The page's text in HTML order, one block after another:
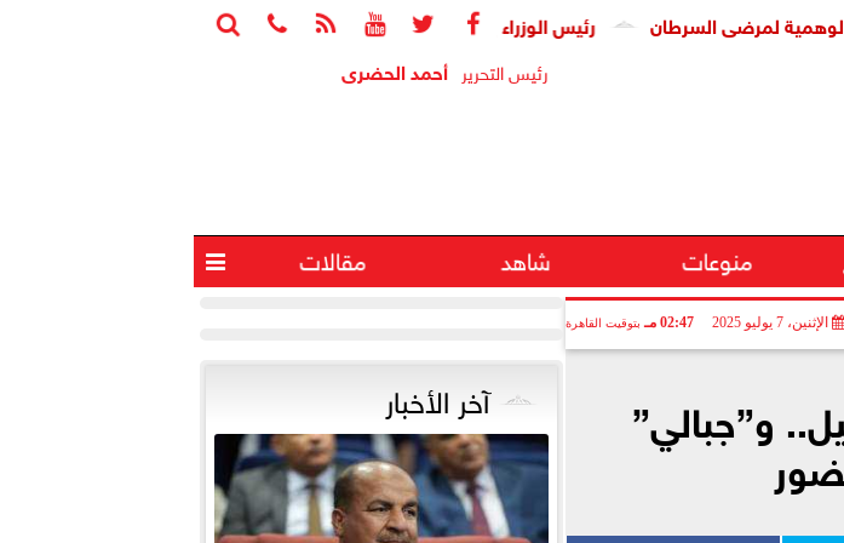






رئيس الوزراء يتابع جهود منظومة الشكاوى الحكومية خلال يوليو الماضي السرطان
رئيس التحرير أحمد الحضرى
منوعات شاهد مقالات 
الإثنين، 7 يوليو 2025 02:47 مـ بتوقيت القاهرة
و”جبالي” آخر الأخبار